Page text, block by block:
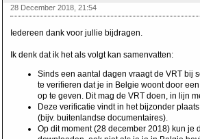
28 December 2018, 21:54
Iedereen dank voor jullie bijdragen.
Ik denk dat ik het als volgt kan samenvatten:
Sinds een aantal dagen vraagt de VRT bij
te verifieren dat je in Belgie woont door
op te geven. Dit mag de VRT doen, in lijn
Deze verificatie vindt in het bijzonder
(bijv. buitenlandse documentaires).
Op dit moment (28 december 2018) kun je